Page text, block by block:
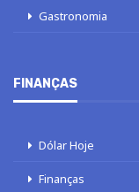
Gastronomia
FINANÇAS
Dólar Hoje
Finanças